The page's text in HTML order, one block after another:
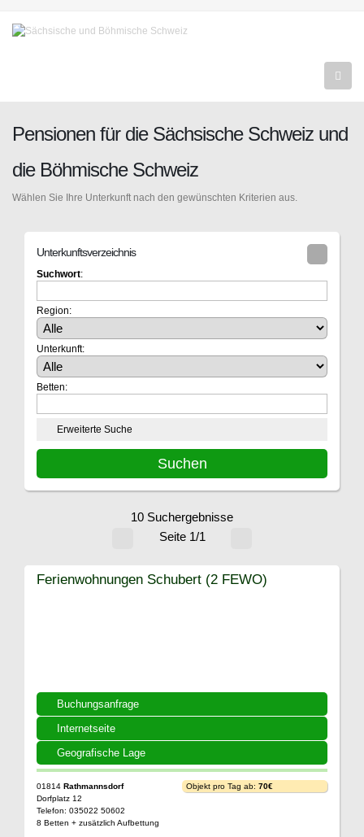
Pensionen für die Sächsische Schweiz und
die Böhmische Schweiz
Wählen Sie Ihre Unterkunft nach den gewünschten Kriterien aus.
Unterkunftsverzeichnis
Suchwort:
Region:
Unterkunft:
Betten:
Erweiterte Suche
10 Suchergebnisse
Seite 1/1
Buchungsanfrage
Internetseite
Geografische Lage
Ferienwohnungen Schubert (2 FEWO)
01814 Rathmannsdorf
Dorfplatz 12
Telefon: 035022 50602
8 Betten + zusätzlich Aufbettung
Objekt pro Tag ab: 70€